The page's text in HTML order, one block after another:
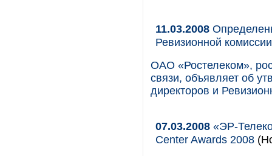
11.03.2008
Ревизионной
ОАО «Ростелеком»,
связи, объявляет об
директоров и
07.03.2008 «ЭР-
Сenter Awards 2008